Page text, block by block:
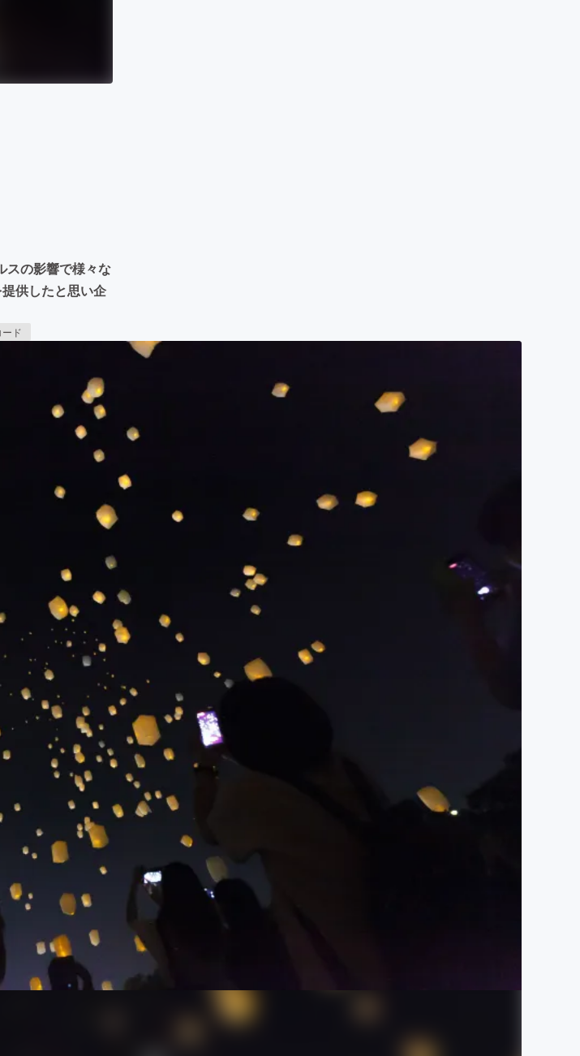
スの影響で様々な
供したと思い企
ド